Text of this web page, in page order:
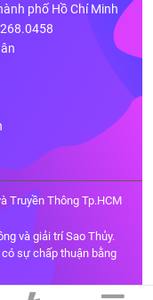
phố Hồ Chí Minh
Truyền Thông Tp.HCM
và giải trí Sao Thủy.
sự chấp thuận bằng